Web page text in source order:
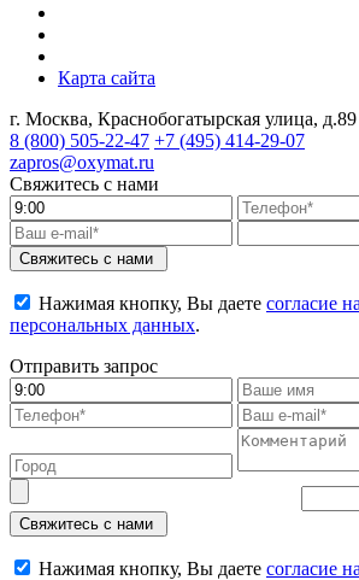
Карта сайта
г. Москва, Краснобогатырская улица, д.89
8 (800) 505-22-47 +7 (495) 414-29-07
zapros@oxymat.ru
Свяжитесь с нами
Свяжитесь с нами
Нажимая кнопку, Вы даете согласие
персональных данных.
Отправить запрос
Свяжитесь с нами
Нажимая кнопку, Вы даете согласие